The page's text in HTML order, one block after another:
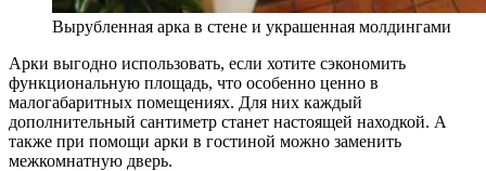
Вырубленная арка в стене и украшенная молдингами
Арки выгодно использовать, если хотите сэкономить
функциональную площадь, что особенно ценно в
малогабаритных помещениях. Для них каждый
дополнительный сантиметр станет настоящей находкой. А
также при помощи арки в гостиной можно заменить
межкомнатную дверь.